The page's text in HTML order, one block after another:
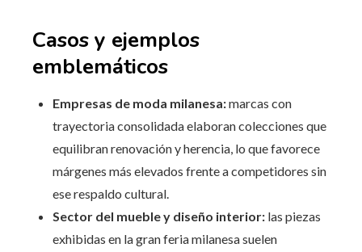
Casos y ejemplos
emblemáticos
Empresas de moda milanesa:marcas con
trayectoria consolidada elaboran colecciones que
equilibran renovación y herencia, lo que favorece
márgenes más elevados frente a competidores sin
ese respaldo cultural.
Sector del mueble y diseño interior: las piezas
exhibidas en la gran feria milanesa suelen